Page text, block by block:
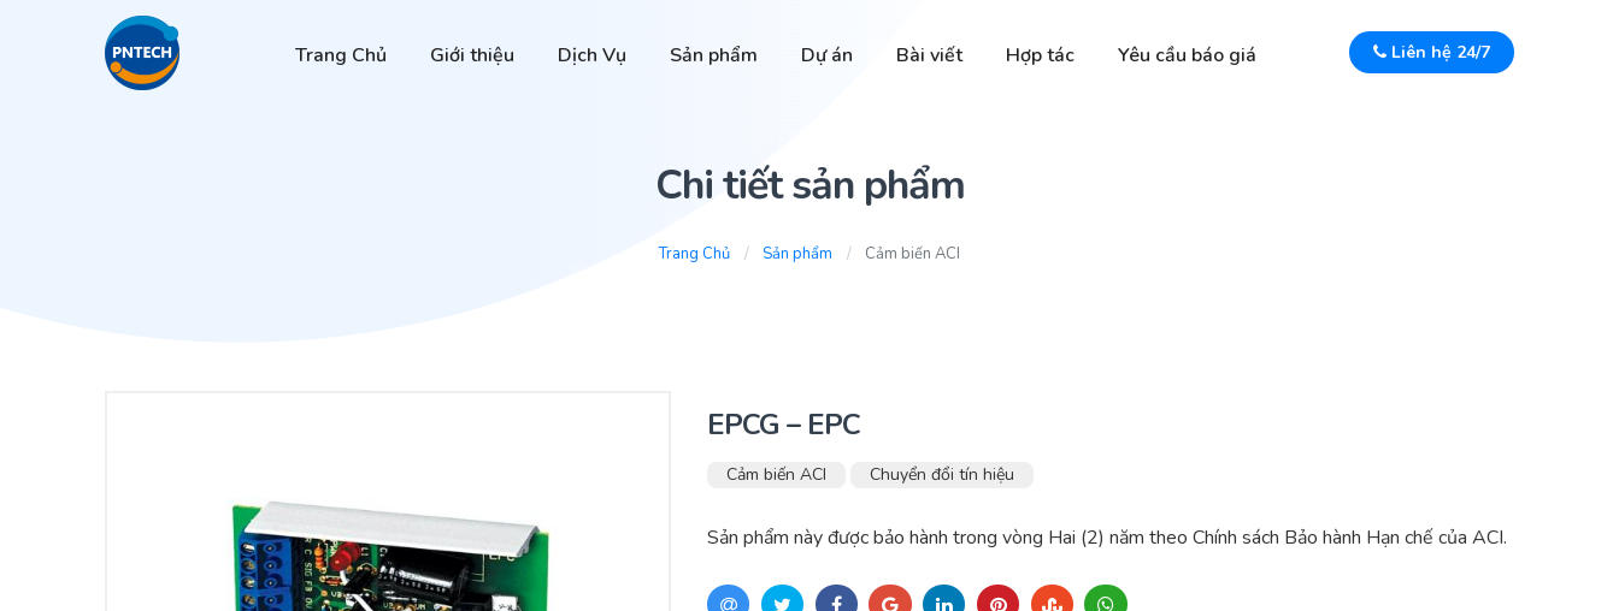
Trang Chủ Giới thiệu Dịch Vụ Sản phẩm Dự án Bài viết Hợp tác Yêu cầu báo giá Liên hệ 24/7
Chi tiết sản phẩm
Trang Chủ Sản phẩm Cảm biến ACI
EPCG – EPC
Cảm biến ACI Chuyển đổi tín hiệu
Sản phẩm này được bảo hành trong vòng Hai (2) năm theo Chính sách Bảo hành Hạn chế của ACI.